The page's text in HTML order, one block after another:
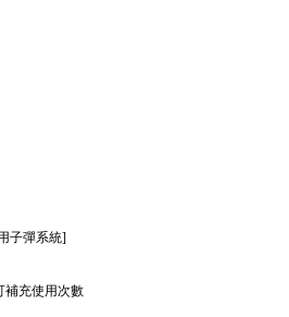
子彈系統]
補充使用次數